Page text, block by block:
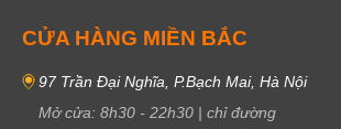
CỬA HÀNG MIỀN BẮC
97 Trần Đại Nghĩa, P.Bạch Mai, Hà Nội
Mở cửa: 8h30 - 22h30 | chỉ đường